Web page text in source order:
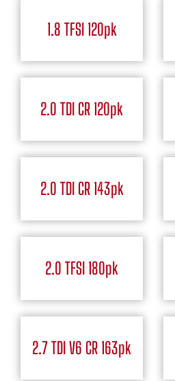
1.8 TFSI 120pk
2.0 TDI CR 120pk
2.0 TDI CR 143pk
2.0 TFSI 180pk
2.7 TDI V6 CR 163pk